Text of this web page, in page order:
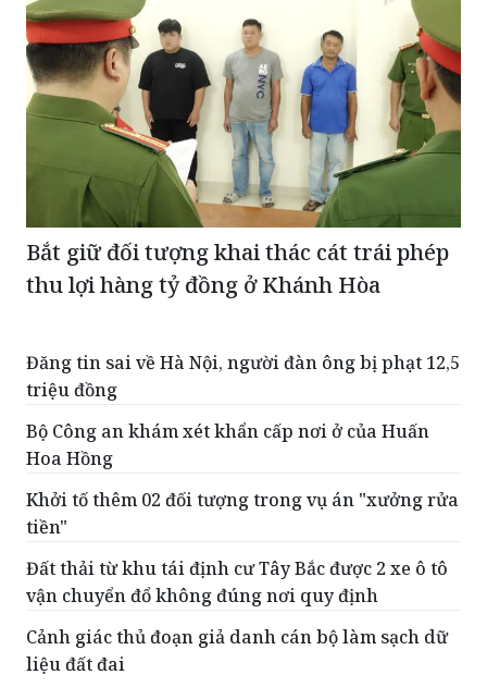
Bắt giữ đối tượng khai thác cát trái phép
thu lợi hàng tỷ đồng ở Khánh Hòa
Đăng tin sai về Hà Nội, người đàn ông bị phạt 12,5
Bộ Công an khám xét khẩn cấp nơi ở của Huấn
Hoa Hồng
Khởi tố thêm 02 đối tượng trong vụ án "xưởng rửa
tiền"
Đất thải từ khu tái định cư Tây Bắc được 2 xe ô tô
vận chuyển đổ không đúng nơi quy định
Cảnh giác thủ đoạn giả danh cán bộ làm sạch dữ
liệu đất đai
ĐỌC THÊM